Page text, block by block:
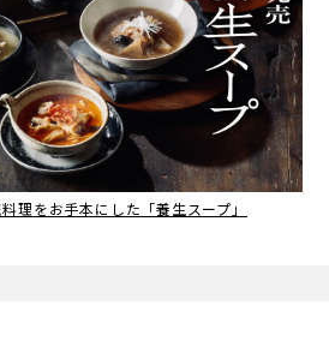
理をお手本にした「養生スープ」